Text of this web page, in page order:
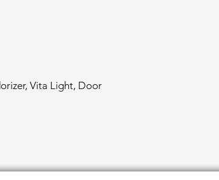
Vita Light, Door